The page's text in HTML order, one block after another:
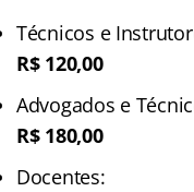
Técnicos e
R$ 120,00
Advogados e
R$ 180,00
Docentes: